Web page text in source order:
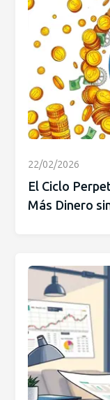
22/02/2026
El Ciclo
Más Dinero